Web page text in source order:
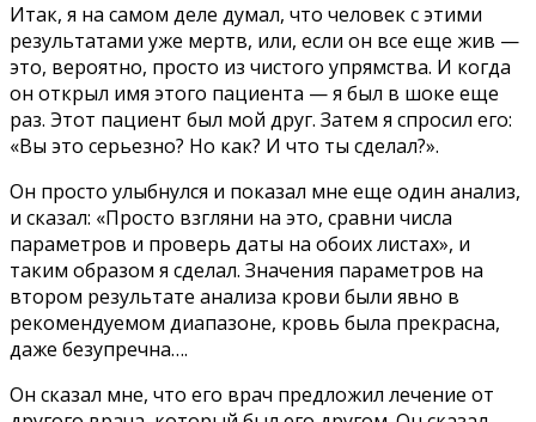
Итак, я на самом деле думал, что человек с этими
результатами уже мертв, или, если он все еще жив —
это, вероятно, просто из чистого упрямства. И когда
он открыл имя этого пациента — я был в шоке еще
раз. Этот пациент был мой друг. Затем я спросил его:
«Вы это серьезно? Но как? И что ты сделал?».
Он просто улыбнулся и показал мне еще один анализ,
и сказал: «Просто взгляни на это, сравни числа
параметров и проверь даты на обоих листах», и
таким образом я сделал. Значения параметров на
втором результате анализа крови были явно в
рекомендуемом диапазоне, кровь была прекрасна,
даже безупречна….
Он сказал мне, что его врач предложил лечение от